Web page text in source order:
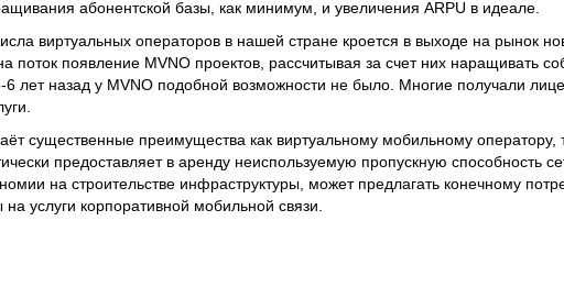
абонентской базы, как минимум, и увеличения ARPU в идеале.
виртуальных операторов в нашей стране кроется в выходе на рынок
поток появление MVNO проектов, рассчитывая за счет них наращивать
лет назад у MVNO подобной возможности не было. Многие получали
существенные преимущества как виртуальному мобильному оператору,
предоставляет в аренду неиспользуемую пропускную способность
на строительстве инфраструктуры, может предлагать конечному
услуги корпоративной мобильной связи.